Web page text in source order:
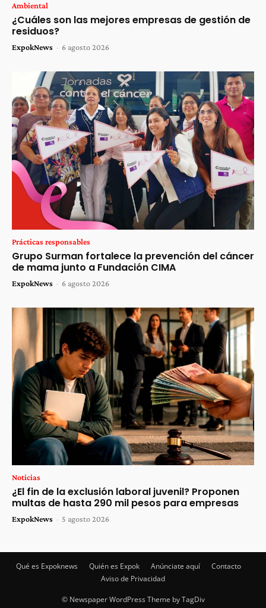
Ambiental
¿Cuáles son las mejores empresas de gestión de
residuos?
ExpokNews - 6 agosto 2026
Prácticas responsables
Grupo Surman fortalece la prevención del cáncer
de mama junto a Fundación CIMA
ExpokNews - 6 agosto 2026
Noticias
¿El fin de la exclusión laboral juvenil? Proponen
multas de hasta 290 mil pesos para empresas
ExpokNews - 5 agosto 2026
Qué es Expoknews Quién es Expok Anúnciate aquí
Contacto
Aviso de Privacidad
© Newspaper WordPress Theme by TagDiv